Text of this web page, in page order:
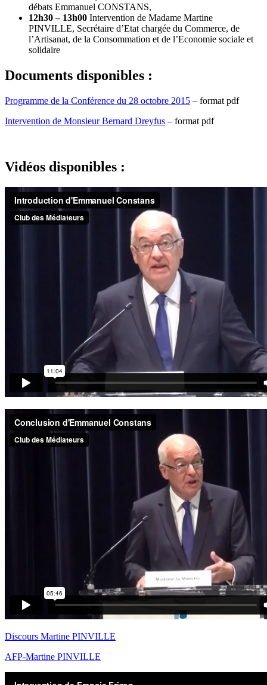
débats Emmanuel CONSTANS,
12h30 – 13h00 Intervention de Madame Martine
PINVILLE, Secrétaire d’Etat chargée du Commerce, de
l’Artisanat, de la Consommation et de l’Economie sociale et
solidaire
Documents disponibles :
Programme de la Conférence du 28 octobre 2015 – format pdf
Intervention de Monsieur Bernard Dreyfus – format pdf
Vidéos disponibles :
Discours Martine PINVILLE
AFP-Martine PINVILLE